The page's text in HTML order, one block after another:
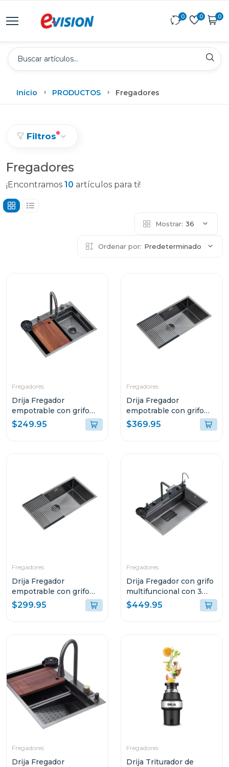
0 0 0
Inicio PRODUCTOS Fregadores
Filtros
Fregadores
¡Encontramos 10 artículos para ti!
Mostrar: 36
Ordenar por: Predeterminado
Fregadores
Drija Fregador
empotrable con grifo
cascada multifuncional
68cm cirella
$249.95
Fregadores
Drija Fregador
empotrable con grifo
multifuncional 76cm
murano
$369.95
Fregadores
Drija Fregador
empotrable con grifo
multifuncional 61cm
murano
$299.95
Fregadores
Drija Fregador con grifo
multifuncional con 3
modos en acero
inoxidable de 75cm
$449.95
Fregadores
Drija Fregador
Fregadores
Drija Triturador de